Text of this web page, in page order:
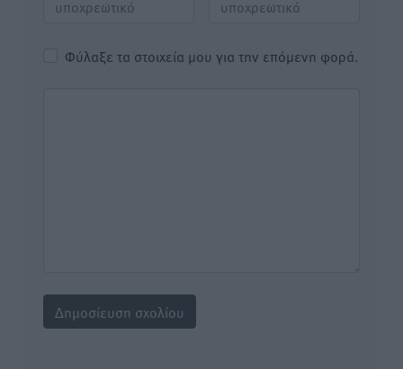
Φύλαξε τα στοιχεία μου για την επόμενη φορά.